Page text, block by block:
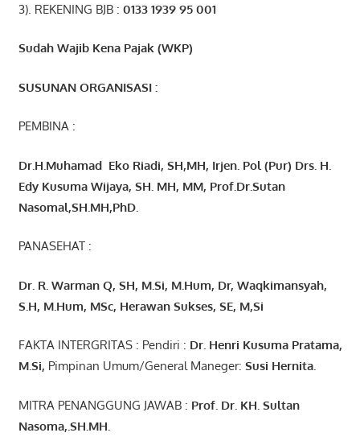
3). REKENING BJB : 0133 1939 95 001
Sudah Wajib Kena Pajak (WKP)
SUSUNAN ORGANISASI :
PEMBINA :
Dr.H.Muhamad Eko Riadi, SH,MH, Irjen. Pol (Pur) Drs. H.
Edy Kusuma Wijaya, SH. MH, MM, Prof. Dr.Sutan
Nasomal,SH.MH,PhD.
PANASEHAT :
Dr. R. Warman Q, SH, M.Si, M.Hum, Dr, Waqkimansyah,
S.H, M.Hum, MSc, Herawan Sukses, SE, M,Si
FAKTA INTERGRITAS : Pendiri : Dr. Henri Kusuma Pratama,
M.Si, Pimpinan Umum/General Maneger: Susi Hernita.
MITRA PENANGGUNG JAWAB : Prof. Dr. KH. Sultan
Nasoma,.SH.MH.